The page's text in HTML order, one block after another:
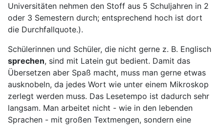
Universitäten nehmen den Stoff aus 5 Schuljahren in 2
oder 3 Semestern durch; entsprechend hoch ist dort
die Durchfallquote.).
Schülerinnen und Schüler, die nicht gerne z. B. Englisch
sprechen, sind mit Latein gut bedient. Damit das
Übersetzen aber Spaß macht, muss man gerne etwas
ausknobeln, da jedes Wort wie unter einem Mikroskop
zerlegt werden muss. Das Lesetempo ist dadurch sehr
langsam. Man arbeitet nicht - wie in den lebenden
Sprachen - mit großen Textmengen, sondern eine